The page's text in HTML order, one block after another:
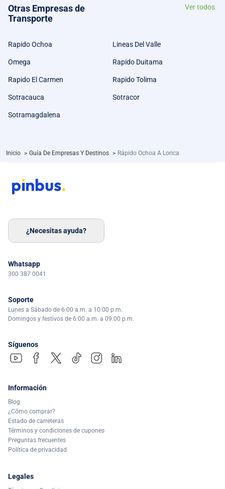
Otras Empresas de
Transporte
Ver todos
Rapido Ochoa Lineas Del Valle
Omega Rapido Duitama
Rapido El Carmen Rapido Tolima
Sotracauca Sotracor
Sotramagdalena
Inicio > Guía De Empresas Y Destinos > Rápido Ochoa A Lorica
¿Necesitas ayuda?
Whatsapp
300 387 0041
Soporte
Lunes a Sábado de 6:00 a.m. a 10:00 p.m.
Domingos y festivos de 6:00 a.m. a 09:00 p.m.
Síguenos
Información
Blog
¿Cómo comprar?
Estado de carreteras
Términos y condiciones de cupones
Preguntas frecuentes
Política de privacidad
Legales